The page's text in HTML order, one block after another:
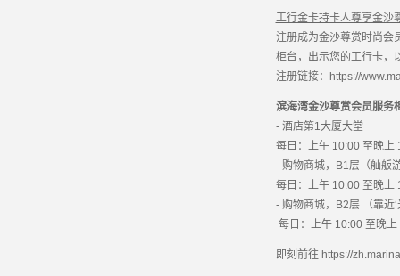
工行金卡持卡人尊享金沙
注册成为金沙尊赏时尚会
柜台，出示您的工行卡，
注册链接：https://
滨海湾金沙尊赏会员服务
- 酒店第1大厦大堂
每日：上午 10:00 至晚上
- 购物商城，B1层（舢舨
每日：上午 10:00 至晚上
- 购物商城，B2层 （靠近‘
每日：上午 10:00 至晚上
即刻前往 https://